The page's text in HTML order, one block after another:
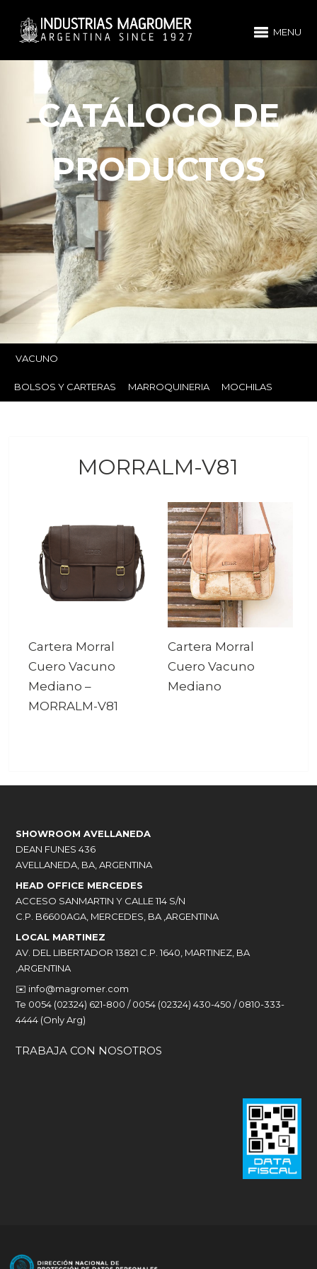
MENU
CATÁLOGO DE
PRODUCTOS
VACUNO
BOLSOS Y CARTERAS MARROQUINERIA MOCHILAS
MORRALM-V81
Cartera Morral
Cuero Vacuno
Mediano –
MORRALM-V81
Cartera Morral
Cuero Vacuno
Mediano
SHOWROOM AVELLANEDA
DEAN FUNES 436
AVELLANEDA, BA, ARGENTINA
HEAD OFFICE MERCEDES
ACCESO SANMARTIN Y CALLE 114 S/N
C.P. B6600AGA, MERCEDES, BA ,ARGENTINA
LOCAL MARTINEZ
AV. DEL LIBERTADOR 13821 C.P. 1640, MARTINEZ, BA
,ARGENTINA
✉️ info@magromer.com
Te 0054 (02324) 621-800 / 0054 (02324) 430-450 / 0810-333-
4444 (Only Arg)
TRABAJA CON NOSOTROS